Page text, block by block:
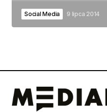
Social Media 9 lipca 2014